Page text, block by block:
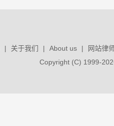
| 关于我们 | About us |
网站律
Copyright (C) 1999-